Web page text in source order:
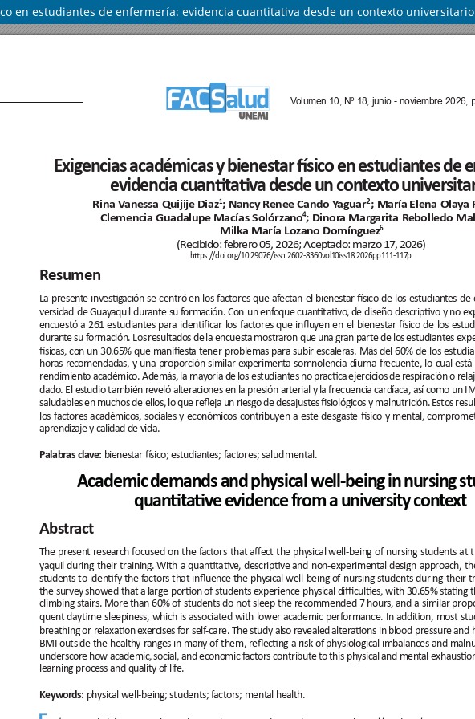
en estudiantes de enfermería: evidencia cuantitativa desde un contexto universitario